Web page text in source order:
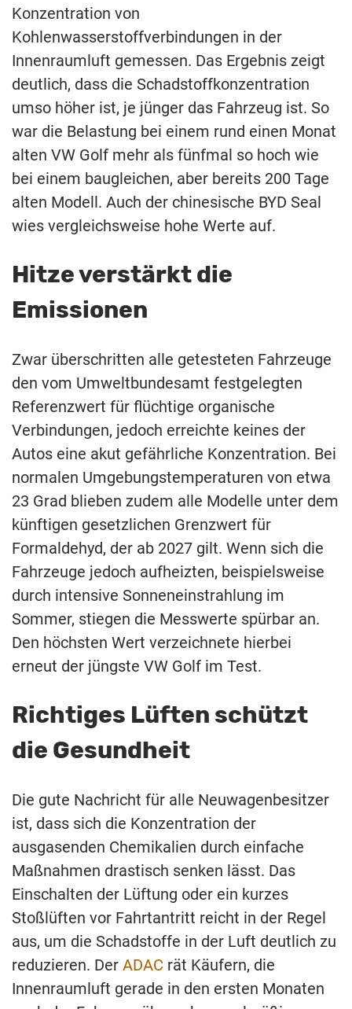
Konzentration von
Kohlenwasserstoffverbindungen in der
Innenraumluft gemessen. Das Ergebnis zeigt
deutlich, dass die Schadstoffkonzentration
umso höher ist, je jünger das Fahrzeug ist. So
war die Belastung bei einem rund einen Monat
alten VW Golf mehr als fünfmal so hoch wie
bei einem baugleichen, aber bereits 200 Tage
alten Modell. Auch der chinesische BYD Seal
wies vergleichsweise hohe Werte auf.
Hitze verstärkt die
Emissionen
Zwar überschritten alle getesteten Fahrzeuge
den vom Umweltbundesamt festgelegten
Referenzwert für flüchtige organische
Verbindungen, jedoch erreichte keines der
Autos eine akut gefährliche Konzentration. Bei
normalen Umgebungstemperaturen von etwa
23 Grad blieben zudem alle Modelle unter dem
künftigen gesetzlichen Grenzwert für
Formaldehyd, der ab 2027 gilt. Wenn sich die
Fahrzeuge jedoch aufheizten, beispielsweise
durch intensive Sonneneinstrahlung im
Sommer, stiegen die Messwerte spürbar an.
Den höchsten Wert verzeichnete hierbei
erneut der jüngste VW Golf im Test.
Richtiges Lüften schützt
die Gesundheit
Die gute Nachricht für alle Neuwagenbesitzer
ist, dass sich die Konzentration der
ausgasenden Chemikalien durch einfache
Maßnahmen drastisch senken lässt. Das
Einschalten der Lüftung oder ein kurzes
Stoßlüften vor Fahrtantritt reicht in der Regel
aus, um die Schadstoffe in der Luft deutlich zu
reduzieren. Der ADAC rät Käufern, die
Innenraumluft gerade in den ersten Monaten